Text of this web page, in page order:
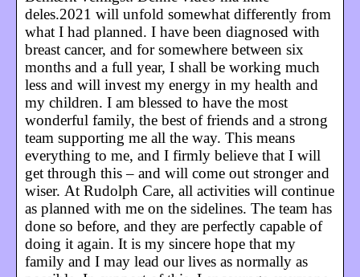
deles.2021 will unfold somewhat differently from
what I had planned. I have been diagnosed with
breast cancer, and for somewhere between six
months and a full year, I shall be working much
less and will invest my energy in my health and
my children. I am blessed to have the most
wonderful family, the best of friends and a strong
team supporting me all the way. This means
everything to me, and I firmly believe that I will
get through this – and will come out stronger and
wiser. At Rudolph Care, all activities will continue
as planned with me on the sidelines. The team has
done so before, and they are perfectly capable of
doing it again. It is my sincere hope that my
family and I may lead our lives as normally as